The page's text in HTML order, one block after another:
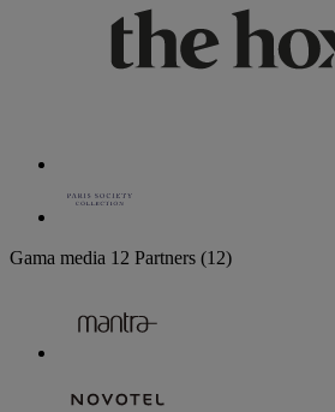
Gama media 12 Partners (12)